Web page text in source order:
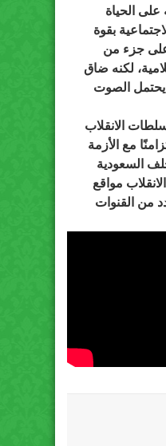
الحياة
بقوة
على جزء من
لكنه ضاق
يحتمل الصوت
الانقلاب
مع الأزمة
السعودية
مواقع
من القنوات